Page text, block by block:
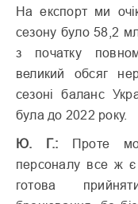
На експорт ми
сезону було 58,2
з початку
великий обсяг
сезоні баланс
була до 2022 року.
Ю. Г.: Проте
персоналу все ж
готова